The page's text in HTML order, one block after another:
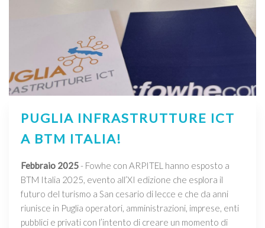
PUGLIA INFRASTRUTTURE ICT
A BTM ITALIA!
Febbraio 2025- Fowhe con ARPITEL hanno esposto a
BTM Italia 2025, evento all’XI edizione che esplora il
futuro del turismo a San cesario di lecce e che da anni
riunisce in Puglia operatori, amministrazioni, imprese, enti
pubblici e privati con l’intento di creare un momento di